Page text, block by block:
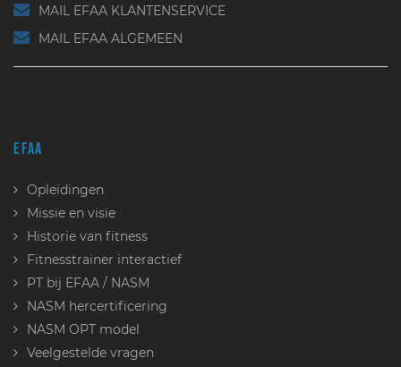
MAIL EFAA KLANTENSERVICE
MAIL EFAA ALGEMEEN
EFAA
Opleidingen
Missie en visie
Historie van fitness
Fitnesstrainer interactief
PT bij EFAA / NASM
NASM hercertificering
NASM OPT model
Veelgestelde vragen